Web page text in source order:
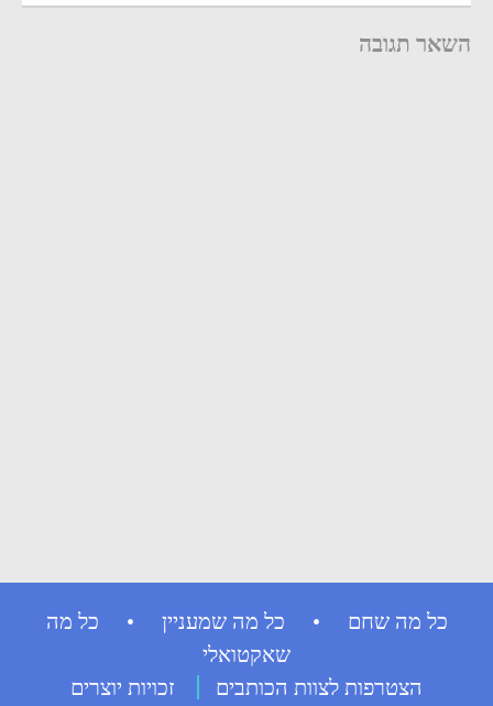
השאר תגובה
כל מה שחם • כל מה שמעניין • כל מה
שאקטואלי
הצטרפות לצוות הכותבים
זכויות יוצרים